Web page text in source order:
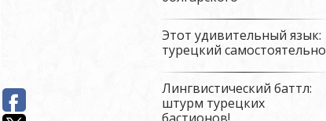
Этот удивительный язык:
турецкий самостоятельно
Лингвистический баттл:
штурм турецких